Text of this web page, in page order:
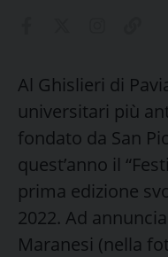
Al Ghislieri di
universitari più
fondato da San
quest’anno il
prima edizione
2022. Ad
Maranesi (nella